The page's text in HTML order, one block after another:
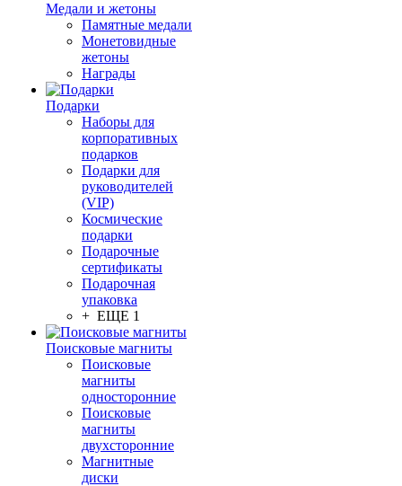
Медали и жетоны
Памятные медали
Монетовидные
жетоны
Награды
Подарки
Наборы для
корпоративных
подарков
Подарки для
руководителей
(VIP)
Космические
подарки
Подарочные
сертификаты
Подарочная
упаковка
+ ЕЩЕ 1
Поисковые магниты
Поисковые
магниты
односторонние
Поисковые
магниты
двухсторонние
Магнитные
диски